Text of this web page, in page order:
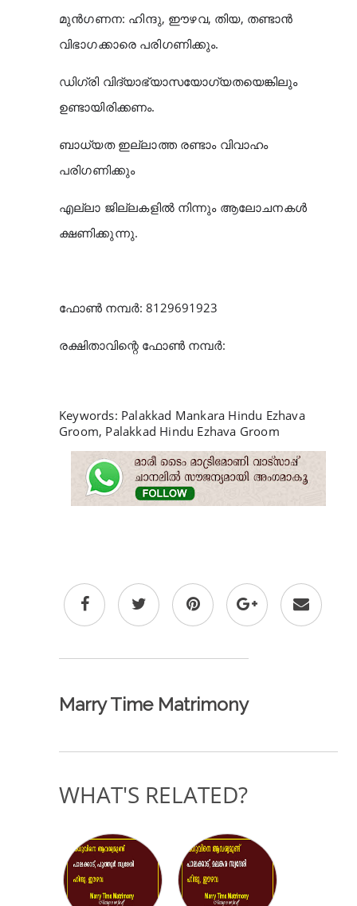
മുൻ‌ഗണന: ഹിന്ദു, ഈഴവ, തിയ, തണ്ടാൻ
വിഭാഗക്കാരെ പരിഗണിക്കും.
ഡിഗ്രി വിദ്യാഭ്യാസയോഗ്യതയെങ്കിലും
ഉണ്ടായിരിക്കണം.
ബാധ്യത ഇല്ലാത്ത രണ്ടാം വിവാഹം
പരിഗണിക്കും
എല്ലാ ജില്ലകളിൽ നിന്നും ആലോചനകൾ
ക്ഷണിക്കുന്നു.
ഫോൺ നമ്പർ: 8129691923
രക്ഷിതാവിന്റെ ഫോൺ നമ്പർ:
Keywords: Palakkad Mankara Hindu Ezhava
Groom, Palakkad Hindu Ezhava Groom
Marry Time Matrimony
WHAT'S RELATED?